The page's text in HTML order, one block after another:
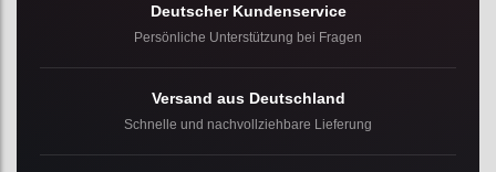
Deutscher Kundenservice
Persönliche Unterstützung bei Fragen
Versand aus Deutschland
Schnelle und nachvollziehbare Lieferung